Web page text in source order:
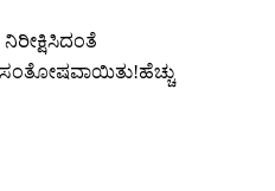
ಸಂತೋಷವಾಯಿತು!ಹೆಚ್ಚು